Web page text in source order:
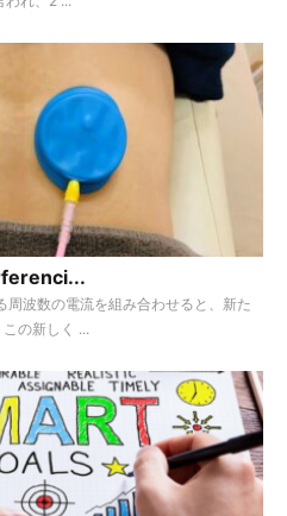
周波数の電流を組み合わせると、新た
の新しく ...